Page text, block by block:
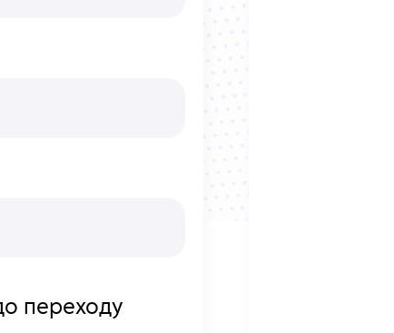
переходу